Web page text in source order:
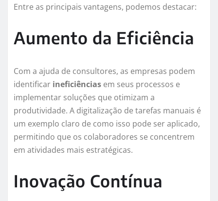
Entre as principais vantagens, podemos destacar:
Aumento da Eficiência
Com a ajuda de consultores, as empresas podem
identificar ineficiências em seus processos e
implementar soluções que otimizam a
produtividade. A digitalização de tarefas manuais é
um exemplo claro de como isso pode ser aplicado,
permitindo que os colaboradores se concentrem
em atividades mais estratégicas.
Inovação Contínua